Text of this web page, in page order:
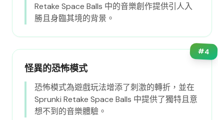
Retake Space Balls 中的音樂創作提供引人入
勝且身臨其境的背景。
#4
怪異的恐怖模式
恐怖模式為遊戲玩法增添了刺激的轉折，並在
Sprunki Retake Space Balls 中提供了獨特且意
想不到的音樂體驗。